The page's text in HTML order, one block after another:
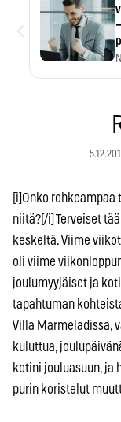
[i]Onko
niitä?[/i] Terveiset
keskeltä. Viime
oli viime
joulumyyjäiset ja
tapahtuman
Villa Marmeladissa,
kuluttua,
kotini jouluasuun, ja
purin koristelut